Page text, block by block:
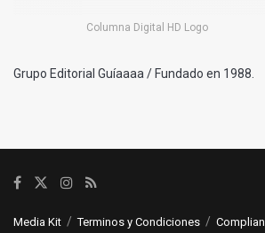
Columna Digital HD Logo
Grupo Editorial Guíaaaa / Fundado en 1988.
Media Kit Terminos y Condiciones